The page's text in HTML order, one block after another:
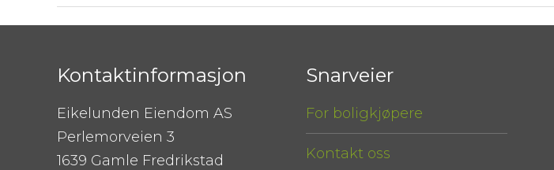
Kontaktinformasjon
Eikelunden Eiendom AS
Perlemorveien 3
1639 Gamle Fredrikstad
Snarveier
For boligkjøpere
Kontakt oss